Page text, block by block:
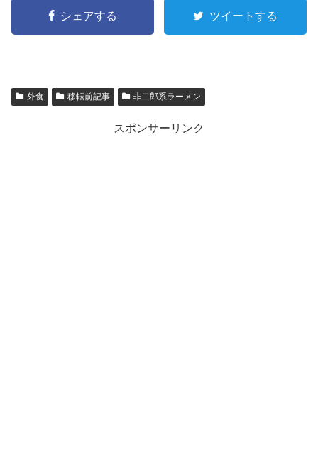
シェアする ツイートする
外食 移転前記事 非二郎系ラーメン
スポンサーリンク